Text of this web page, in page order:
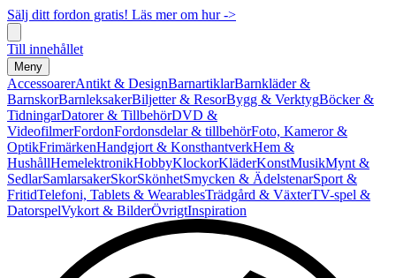
Sälj ditt fordon gratis! Läs mer om hur ->
Till innehållet
Meny
AccessoarerAntikt & DesignBarnartiklarBarnkläder &
BarnskorBarnleksakerBiljetter & ResorBygg & VerktygBöcker &
TidningarDatorer & TillbehörDVD &
VideofilmerFordonFordonsdelar & tillbehörFoto, Kameror &
OptikFrimärkenHandgjort & KonsthantverkHem &
HushållHemelektronikHobbyKlockorKläderKonstMusikMynt &
SedlarSamlarsakerSkorSkönhetSmycken & ÄdelstenarSport &
FritidTelefoni, Tablets & WearablesTrädgård & VäxterTV-spel &
DatorspelVykort & BilderÖvrigtInspiration